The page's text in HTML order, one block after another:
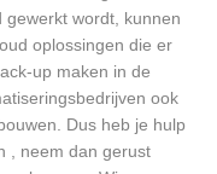
wordt, kunnen
oplossingen die er
up maken in de
ook
Dus heb je hulp
, neem dan gerust